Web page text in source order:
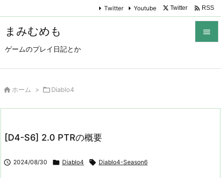
まみむめも
ゲームのプレイ日記とか

Twitter Youtube Twitter  RSS
 ホーム > Diablo4
[D4-S6] 2.0 PTRの概要
 2024/08/30  Diablo4  Diablo4-Season6